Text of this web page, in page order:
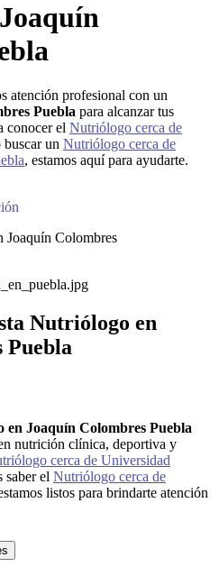
profesional con un
Puebla para alcanzar tus
conocer el Nutriólogo cerca de
buscar un Nutriólogo cerca de
, estamos aquí para ayudarte.
Nutriólogo en
Puebla
en Joaquín Colombres Puebla
nutrición clínica, deportiva y
cerca de Universidad
saber el Nutriólogo cerca de
listos para brindarte atención